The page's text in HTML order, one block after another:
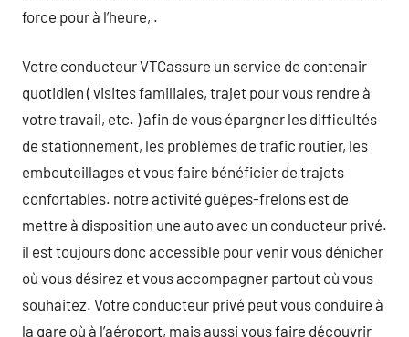
force pour à l’heure, .
Votre conducteur VTCassure un service de contenair
quotidien ( visites familiales, trajet pour vous rendre à
votre travail, etc. ) afin de vous épargner les difficultés
de stationnement, les problèmes de trafic routier, les
embouteillages et vous faire bénéficier de trajets
confortables. notre activité guêpes-frelons est de
mettre à disposition une auto avec un conducteur privé.
il est toujours donc accessible pour venir vous dénicher
où vous désirez et vous accompagner partout où vous
souhaitez. Votre conducteur privé peut vous conduire à
la gare où à l’aéroport, mais aussi vous faire découvrir